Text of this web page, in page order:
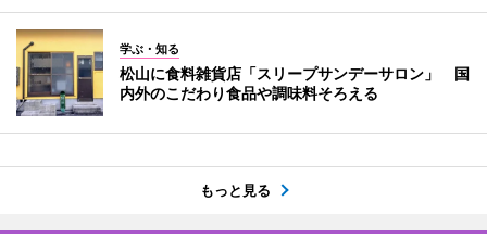
学ぶ・知る
松山に食料雑貨店「スリープサンデーサロン」 国
内外のこだわり食品や調味料そろえる
もっと見る